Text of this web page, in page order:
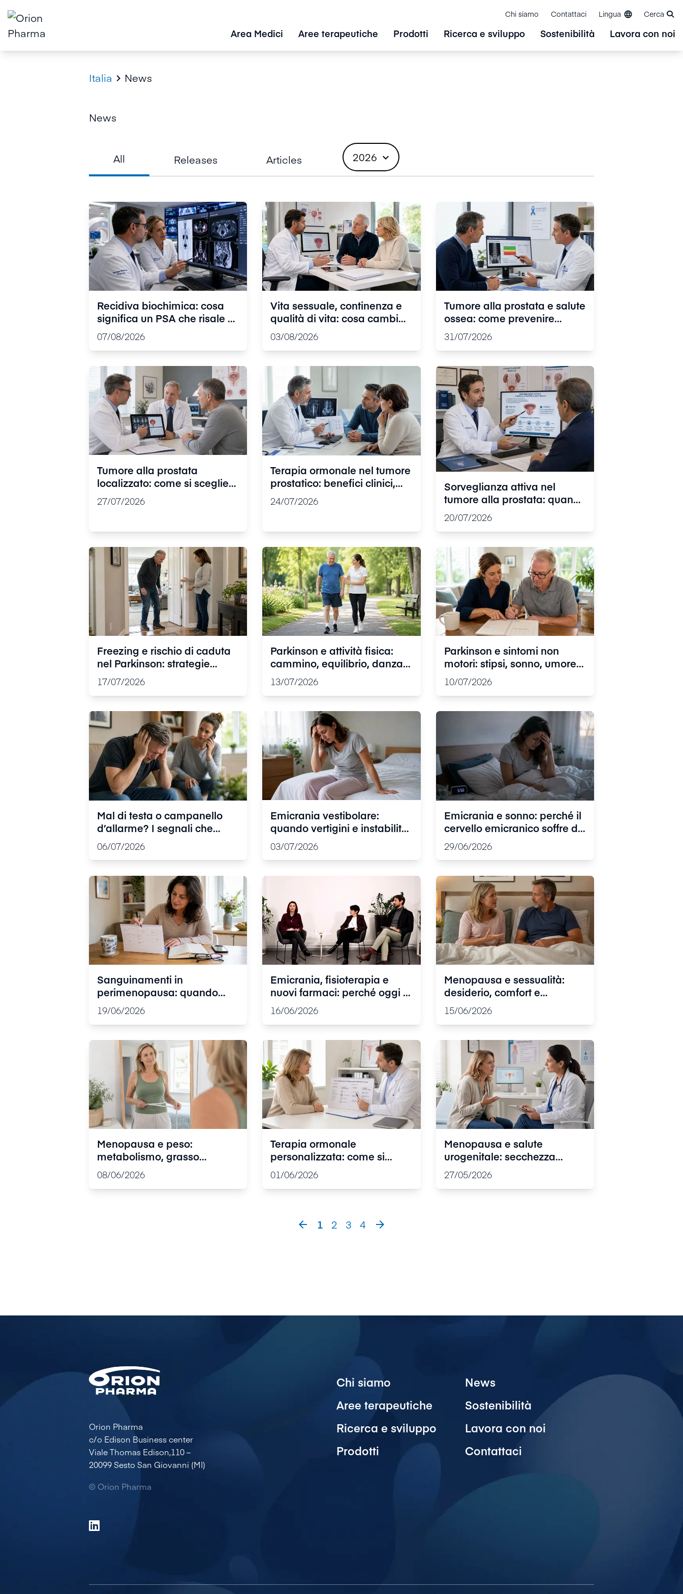
Chi siamo Contattaci Lingua Cerca
Area Medici Aree terapeutiche Prodotti Ricerca e sviluppo Sostenibilità Lavora con noi
Italia  News
News
All Releases Articles 2026 expand_more
Recidiva biochimica: cosa
significa un PSA che risale e
quali sono i passi successivi
07/08/2026
Vita sessuale, continenza e
qualità di vita: cosa cambia
dopo le terapie e quali
supporti esistono
03/08/2026
Tumore alla prostata e salute
ossea: come prevenire
fragilità e fratture durante i
trattamenti
31/07/2026
Tumore alla prostata
localizzato: come si sceglie
tra chirurgia e radioterapia
27/07/2026
Terapia ormonale nel tumore
prostatico: benefici clinici,
effetti collaterali e gestione
quotidiana
24/07/2026
Sorveglianza attiva nel
tumore alla prostata: quando
osservare non significa
perdere tempo
20/07/2026
Freezing e rischio di caduta
nel Parkinson: strategie
pratiche per muoversi con
più sicurezza
17/07/2026
Parkinson e attività fisica:
cammino, equilibrio, danza e
fisioterapia, cosa aiuta
davvero
13/07/2026
Parkinson e sintomi non
motori: stipsi, sonno, umore e
dolore, i segnali meno
riconosciuti
10/07/2026
Mal di testa o campanello
d’allarme? I segnali che
richiedono una valutazione
urgente
06/07/2026
Emicrania vestibolare:
quando vertigini e instabilità
fanno parte dell’attacco
03/07/2026
Emicrania e sonno: perché il
cervello emicranico soffre di
ritmi sfasati
29/06/2026
Sanguinamenti in
perimenopausa: quando
osservarli e quando parlarne
subito con il ginecologo
19/06/2026
Emicrania, fisioterapia e
nuovi farmaci: perché oggi la
cura passa dalla gestione
personalizzata
16/06/2026
Menopausa e sessualità:
desiderio, comfort e
relazione di coppia, come
affrontare i cambiamenti
15/06/2026
Menopausa e peso:
metabolismo, grasso
addominale e falsi miti da
sfatare
08/06/2026
Terapia ormonale
personalizzata: come si
costruisce una scelta su
misura
01/06/2026
Menopausa e salute
urogenitale: secchezza
vaginale, bruciore, dolore e
infezioni ricorrenti, cosa
sapere
27/05/2026
 1 2 3 4 
Orion Pharma
c/o Edison Business center
Viale Thomas Edison,110 –
20099 Sesto San Giovanni (MI)
© Orion Pharma
Chi siamo
Aree terapeutiche
Ricerca e sviluppo
Prodotti
News
Sostenibilità
Lavora con noi
Contattaci